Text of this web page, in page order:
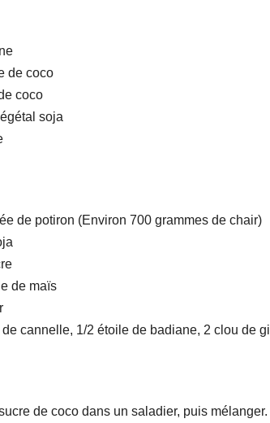
de coco
coco
soja
de potiron (Environ 700 grammes de chair)
de maïs
cannelle, 1/2 étoile de badiane, 2 clou de
de coco dans un saladier, puis mélanger.